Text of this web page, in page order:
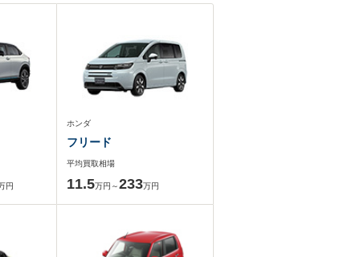
円
ホンダ
フリード
平均買取相場
11.5万円～233万円